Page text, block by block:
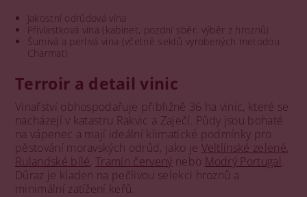
Jakostní odrůdová vína
Přívlastková vína (kabinet, pozdní sběr, výběr z hroznů)
Šumivá a perlivá vína (včetně sektů vyrobených metodou
Charmat)
Terroir a detail vinic
Vinařství obhospodařuje přibližně 36 ha vinic, které se
nacházejí v katastru Rakvic a Zaječí. Půdy jsou bohaté
na vápenec a mají ideální klimatické podmínky pro
pěstování moravských odrůd, jako je Veltlínské zelené,
Rulandské bílé,Tramín červený nebo Modrý Portugal
Důraz je kladen na pečlivou selekci hroznů a
minimální zatížení keřů.